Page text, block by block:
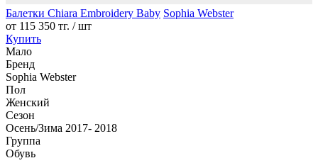
Балетки Chiara Embroidery Baby Sophia Webster
от 115 350 тг. / шт
Купить
Мало
Бренд
Sophia Webster
Пол
Женский
Сезон
Осень/Зима 2017- 2018
Группа
Обувь